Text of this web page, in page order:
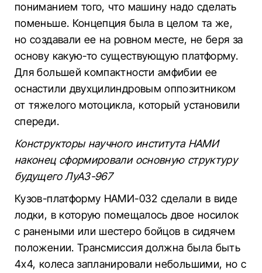
пониманием того, что машину надо сделать
поменьше. Концепция была в целом та же,
но создавали ее на ровном месте, не беря за
основу какую-то существующую платформу.
Для большей компактности амфибии ее
оснастили двухцилиндровым оппозитником
от тяжелого мотоцикла, который установили
спереди.
Конструкторы научного института НАМИ
наконец сформировали основную структуру
будущего ЛуАЗ-967
Кузов-платформу НАМИ-032 сделали в виде
лодки, в которую помещалось двое носилок
с ранеными или шестеро бойцов в сидячем
положении. Трансмиссия должна была быть
4х4, колеса запланировали небольшими, но с